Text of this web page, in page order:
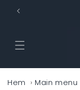
vidare
till
Hem › Main menu